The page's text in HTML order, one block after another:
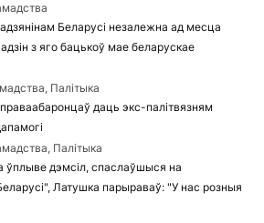
Беларусі незалежна ад месца
з яго бацькоў мае беларускае
Палітыка
праваабаронцаў даць экс-палітвязням
Палітыка
ўплыве дэмсіл, спаслаўшыся на
Латушка парыраваў: "У нас розныя